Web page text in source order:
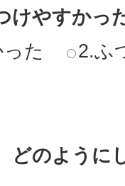
けやすかっ
た
2.ふ
どのように